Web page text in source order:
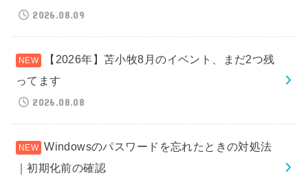
2026.08.09
【2026年】苫小牧8月のイベント、まだ2つ残
ってます
2026.08.08
Windowsのパスワードを忘れたときの対処法
｜初期化前の確認